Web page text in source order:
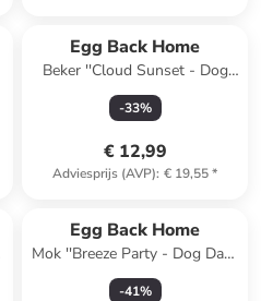
Egg Back Home
Beker ''Cloud Sunset - Dog
Mom'' lichtroze/lichtblauw -
220 ml
-33%
€ 12,99
Adviesprijs (AVP): € 19,55*
Egg Back Home
Mok ''Breeze Party - Dog Dad''
groen - 450 ml
-41%